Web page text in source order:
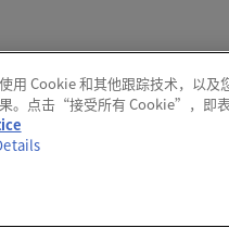
用 Cookie 和其他跟踪技术，以
。点击“接受所有 Cookie”，即